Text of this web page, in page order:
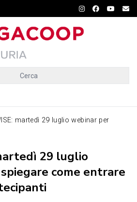
Cerca
martedì 29 luglio webinar per
29 luglio
come entrare